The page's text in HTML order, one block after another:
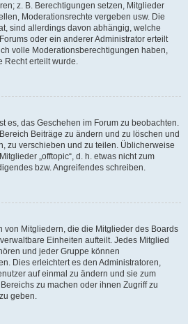
z. B. Berechtigungen setzen, Mitglieder
Moderationsrechte vergeben usw. Die
sind allerdings davon abhängig, welche
oder ein anderer Administrator erteilt
volle Moderationsberechtigungen haben,
Recht erteilt wurde.
es, das Geschehen im Forum zu beobachten.
Beiträge zu ändern und zu löschen und
zu verschieben und zu teilen. Üblicherweise
„offtopic“, d. h. etwas nicht zum
bzw. Angreifendes schreiben.
von Mitgliedern, die die Mitglieder des Boards
Einheiten aufteilt. Jedes Mitglied
und jeder Gruppe können
Dies erleichtert es den Administratoren,
auf einmal zu ändern und sie zum
zu machen oder ihnen Zugriff zu
geben.